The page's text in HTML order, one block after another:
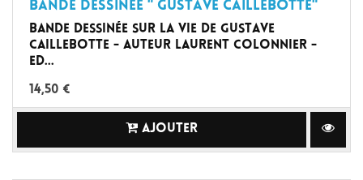
Bande Dessinée " Gustave Caillebotte"
Bande Dessinée sur la vie de Gustave
Caillebotte - auteur Laurent Colonnier -
Ed...
14,50 €
AJOUTER